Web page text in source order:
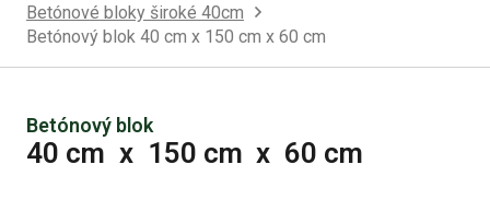
Betónové bloky široké 40cm
Betónový blok 40 cm x 150 cm x 60 cm
Betónový blok
40 cm x 150 cm x 60 cm